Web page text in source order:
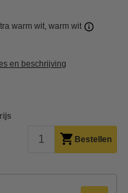
warm wit, warm wit
en beschrijving
Bestellen